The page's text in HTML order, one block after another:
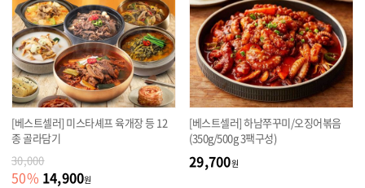
[베스트셀러] 미스타셰프 육개장 등 12
종 골라담기
30,000
50% 14,900원
[베스트셀러] 하남쭈꾸미/오징어볶음
(350g/500g 3팩구성)
29,700원